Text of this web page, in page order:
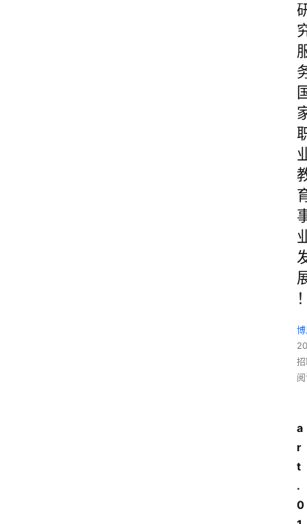
a
r
t
.
0